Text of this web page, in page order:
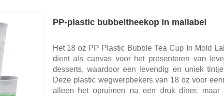
PP-plastic bubbeltheekop in mallabel
Het 18 oz PP Plastic Bubble Tea Cup In Mold
dient als canvas voor het presenteren van
desserts, waardoor een levendig en uniek
Deze plastic wegwerpbekers van 18 oz voor
alleen het opruimen na een druk diner,